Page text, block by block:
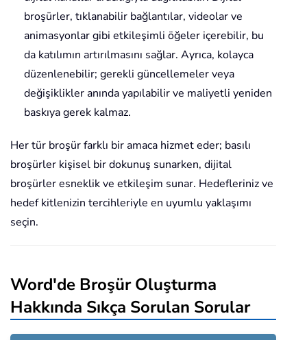
broşürler, tıklanabilir bağlantılar, videolar ve
animasyonlar gibi etkileşimli öğeler içerebilir, bu
da katılımın artırılmasını sağlar. Ayrıca, kolayca
düzenlenebilir; gerekli güncellemeler veya
değişiklikler anında yapılabilir ve maliyetli yeniden
baskıya gerek kalmaz.
Her tür broşür farklı bir amaca hizmet eder; basılı
broşürler kişisel bir dokunuş sunarken, dijital
broşürler esneklik ve etkileşim sunar. Hedefleriniz ve
hedef kitlenizin tercihleriyle en uyumlu yaklaşımı
seçin.
Word'de Broşür Oluşturma
Hakkında Sıkça Sorulan Sorular